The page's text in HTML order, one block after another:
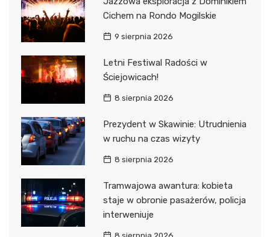
Cichem na Rondo Mogilskie
9 sierpnia 2026
Letni Festiwal Radości w
Ściejowicach!
8 sierpnia 2026
Prezydent w Skawinie: Utrudnienia
w ruchu na czas wizyty
8 sierpnia 2026
Tramwajowa awantura: kobieta
staje w obronie pasażerów, policja
interweniuje